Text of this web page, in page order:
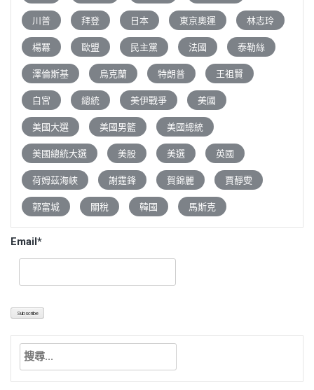
川普 拜登 日本 東京奧運 林志玲
楊冪 歐盟 民主黨 法國 泰勒絲
澤倫斯基 烏克蘭 特朗普 王祖賢
白宮 總統 美伊戰爭 美國
美國大選 美國男籃 美國總統
美國總統大選 美股 美選 英國
荷姆茲海峽 謝霆鋒 賀錦麗 賈靜雯
郭富城 關稅 韓國 馬斯克
Email*
搜
關